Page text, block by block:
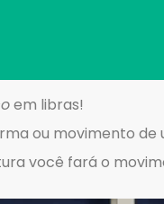
em libras!
ou movimento de
você fará o